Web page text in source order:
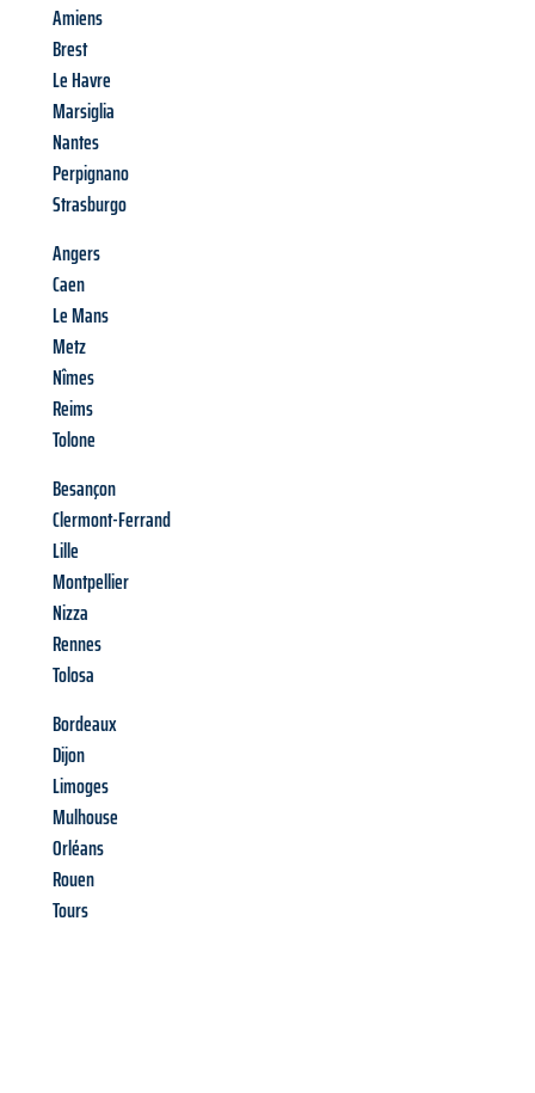
Amiens
Brest
Le Havre
Marsiglia
Nantes
Perpignano
Strasburgo
Angers
Caen
Le Mans
Metz
Nîmes
Reims
Tolone
Besançon
Clermont-Ferrand
Lille
Montpellier
Nizza
Rennes
Tolosa
Bordeaux
Dijon
Limoges
Mulhouse
Orléans
Rouen
Tours